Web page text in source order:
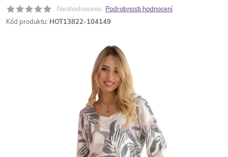
Neohodnoceno Podrobnosti hodnocení
Kód produktu: HOT13822-104149